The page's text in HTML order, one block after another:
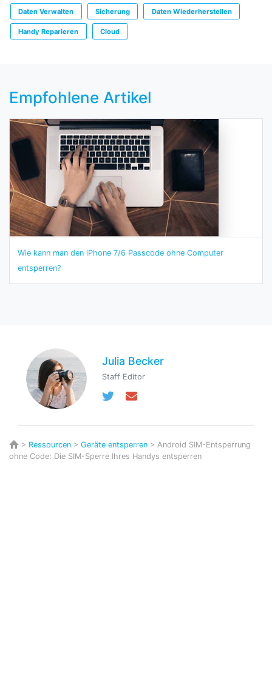
Daten Verwalten Sicherung Daten Wiederherstellen
Handy Reparieren Cloud
Empfohlene Artikel
Wie kann man den iPhone 7/6 Passcode ohne Computer
entsperren?
Julia Becker
Staff Editor
> Ressourcen > Geräte entsperren > Android SIM-Entsperrung
ohne Code: Die SIM-Sperre Ihres Handys entsperren